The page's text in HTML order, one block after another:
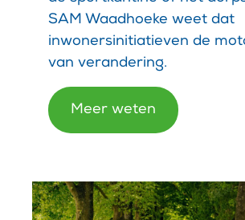
SAM Waadhoeke weet dat
inwonersinitiatieven de
van verandering.
Meer weten